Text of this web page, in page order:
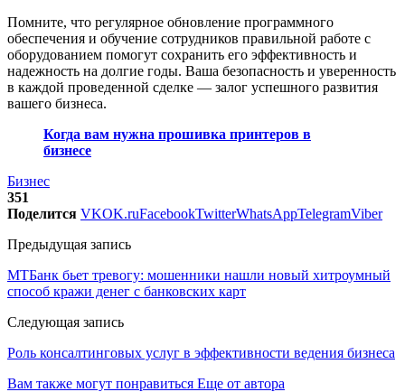
Помните, что регулярное обновление программного
обеспечения и обучение сотрудников правильной работе с
оборудованием помогут сохранить его эффективность и
надежность на долгие годы. Ваша безопасность и уверенность
в каждой проведенной сделке — залог успешного развития
вашего бизнеса.
Когда вам нужна прошивка принтеров в
бизнесе
Бизнес
351
Поделится VKOK.ruFacebookTwitterWhatsAppTelegramViber
Предыдущая запись
МТБанк бьет тревогу: мошенники нашли новый хитроумный
способ кражи денег с банковских карт
Следующая запись
Роль консалтинговых услуг в эффективности ведения бизнеса
Вам также могут понравиться Еще от автора